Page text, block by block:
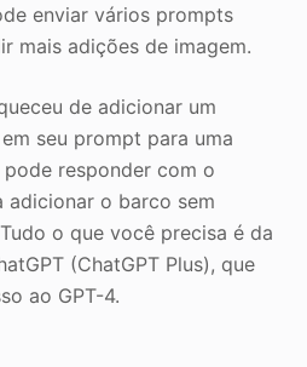
enviar vários prompts
mais adições de imagem.
de adicionar um
seu prompt para uma
responder com o
adicionar o barco sem
o que você precisa é da
(ChatGPT Plus), que
ao GPT-4.